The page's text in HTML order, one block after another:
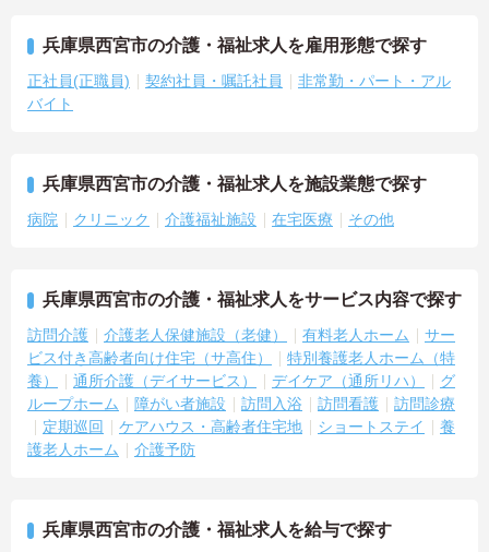
兵庫県西宮市の介護・福祉求人を雇用形態で探す
正社員(正職員) 契約社員・嘱託社員
非常勤・パート・アル
バイト
兵庫県西宮市の介護・福祉求人を施設業態で探す
病院 クリニック 介護福祉施設 在宅医療 その他
兵庫県西宮市の介護・福祉求人をサービス内容で探す
訪問介護 介護老人保健施設（老健） 有料老人ホーム
サー
ビス付き高齢者向け住宅（サ高住）
特別養護老人ホーム（特
養）
通所介護（デイサービス） デイケア（通所リハ）
グ
ループホーム
障がい者施設 訪問入浴 訪問看護
訪問診療
定期巡回
ケアハウス・高齢者住宅地 ショートステイ
養
護老人ホーム
介護予防
兵庫県西宮市の介護・福祉求人を給与で探す